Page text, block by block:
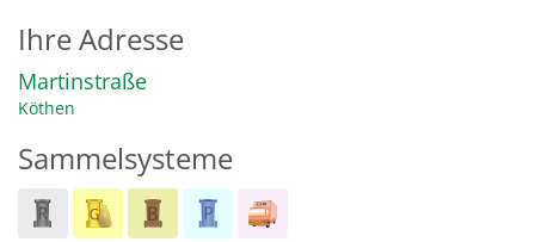
Ihre Adresse
Martinstraße
Köthen
Sammelsysteme